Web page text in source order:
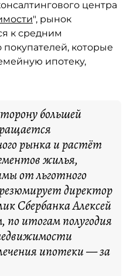
центра
", рынок
к средним
покупателей, которые
ипотеку,
большей
рынка и растёт
жилья,
от льготного
директор
Сбербанка Алексей
итогам полугодия
ипотеки — за